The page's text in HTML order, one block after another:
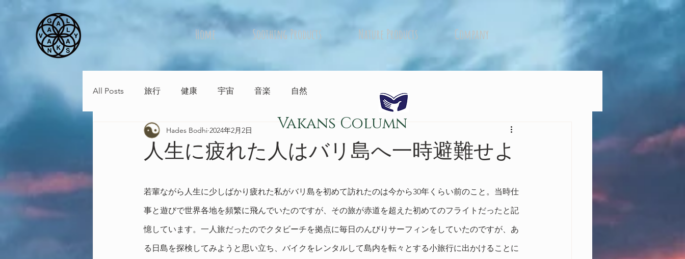
Home Soothing Products Nature Products Company
All Posts 旅行 健康 宇宙 音楽 自然
人生に疲れた人はバリ島へ一時避難せよ
Hades Bodhi 2024年2月2日
若輩ながら人生に少しばかり疲れた私がバリ島を初めて訪れたのは今から30年くらい前のこと。当時仕
事と遊びで世界各地を頻繁に飛んでいたのですが、その旅が赤道を超えた初めてのフライトだったと記
憶しています。一人旅だったのでクタビーチを拠点に毎日のんびりサーフィンをしていたのですが、あ
る日島を探検してみようと思い立ち、バイクをレンタルして島内を転々とする小旅行に出かけることに
Vakans Column